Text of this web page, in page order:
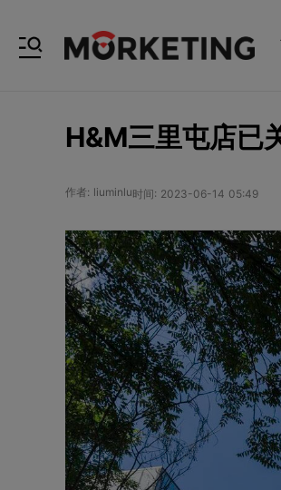
H&M三里屯店已
作者: liuminlu时间: 2023-06-14 05:49